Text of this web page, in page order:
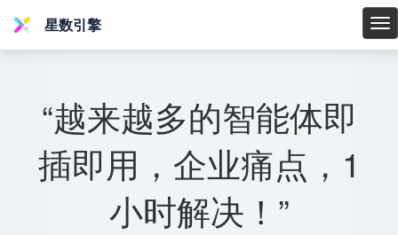
星
星数引擎
“越来越多的智能体即
插即用，企业痛点，1
小时解决！”